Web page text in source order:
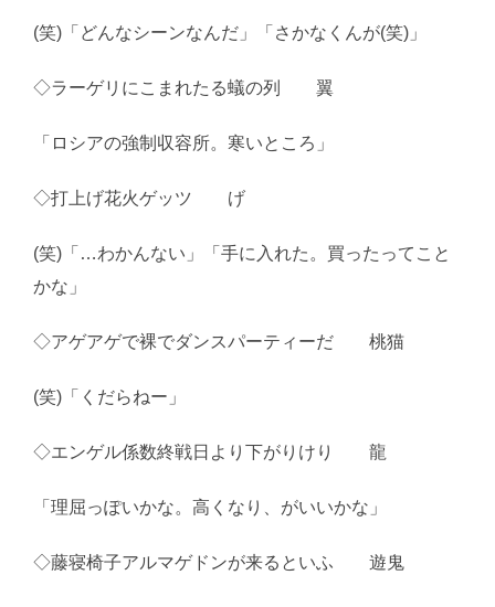
(笑)「どんなシーンなんだ」「さかなくんが(笑)」
◇ラーゲリにこまれたる蟻の列 翼
「ロシアの強制収容所。寒いところ」
◇打上げ花火ゲッツ げ
(笑)「…わかんない」「手に入れた。買ったってこと
かな」
◇アゲアゲで裸でダンスパーティーだ 桃猫
(笑)「くだらねー」
◇エンゲル係数終戦日より下がりけり 龍
「理屈っぽいかな。高くなり、がいいかな」
◇藤寝椅子アルマゲドンが来るといふ 遊鬼